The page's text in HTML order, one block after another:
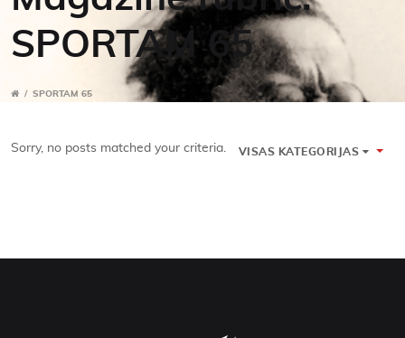
Sākums
Sporta veidi
SPORTAM 65
/ SPORTAM 65
VISAS KATEGORIJAS
Sorry, no posts matched your criteria.